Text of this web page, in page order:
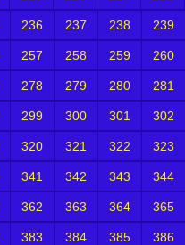
236 237 238 239
257 258 259 260
278 279 280 281
299 300 301 302
320 321 322 323
341 342 343 344
362 363 364 365
383 384 385 386